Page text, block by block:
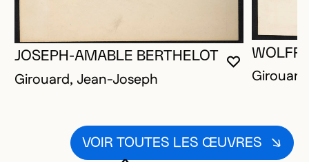
VOUS
FERMER
OUVRIR LA
JOSEPH-AMABLE BERTHELOT
Girouard, Jean-Joseph
VOIR TOUTES LES ŒUVRES